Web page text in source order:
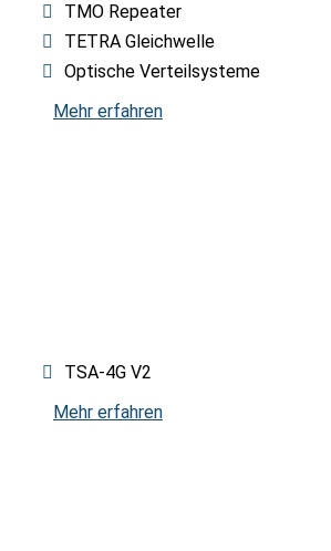
TMO Repeater
TETRA Gleichwelle
Optische Verteilsysteme
Mehr erfahren
TSA-4G V2
Mehr erfahren